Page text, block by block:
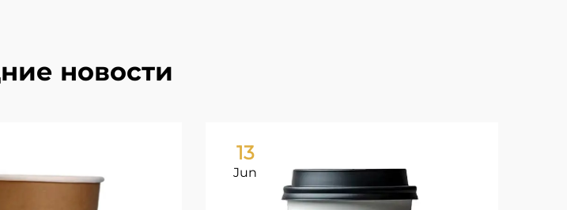
новости
13
Jun